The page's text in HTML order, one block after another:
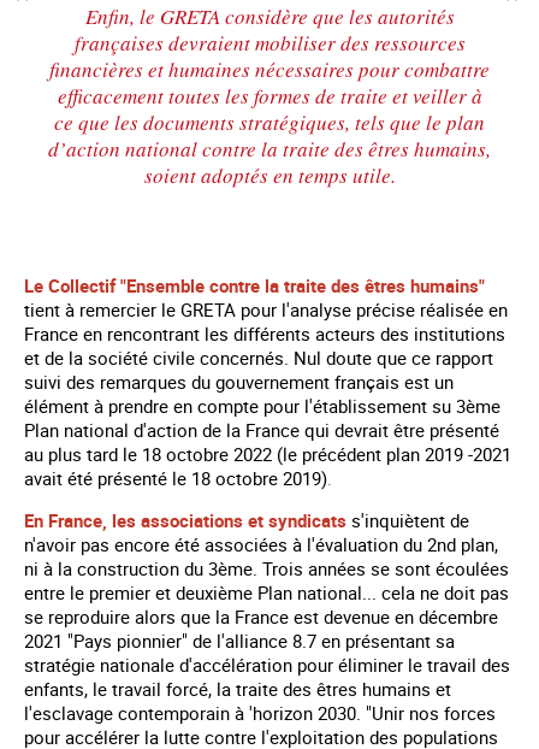
Enfin, le GRETA considère que les autorités
françaises devraient mobiliser des ressources
financières et humaines nécessaires pour combattre
efficacement toutes les formes de traite et veiller à
ce que les documents stratégiques, tels que le plan
d’action national contre la traite des êtres humains,
soient adoptés en temps utile.
Le Collectif "Ensemble contre la traite des êtres humains"
tient à remercier le GRETA pour l'analyse précise réalisée en
France en rencontrant les différents acteurs des institutions
et de la société civile concernés. Nul doute que ce rapport
suivi des remarques du gouvernement français est un
élément à prendre en compte pour l'établissement su 3ème
Plan national d'action de la France qui devrait être présenté
au plus tard le 18 octobre 2022 (le précédent plan 2019 -2021
avait été présenté le 18 octobre 2019)
En France, les associations et syndicats s'inquiètent de
n'avoir pas encore été associées à l'évaluation du 2nd plan,
ni à la construction du 3ème. Trois années se sont écoulées
entre le premier et deuxième Plan national... cela ne doit pas
se reproduire alors que la France est devenue en décembre
2021 "Pays pionnier" de l'alliance 8.7 en présentant sa
stratégie nationale d'accélération pour éliminer le travail des
enfants, le travail forcé, la traite des êtres humains et
l'esclavage contemporain à 'horizon 2030. "Unir nos forces
pour accélérer la lutte contre l'exploitation des populations